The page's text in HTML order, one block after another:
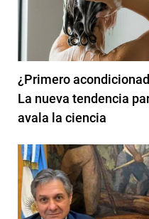
¿Primero
La nueva tendencia
avala la ciencia